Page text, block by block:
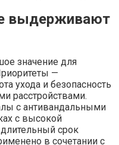
выдерживают
значение для
—
ухода и безопасность
расстройствами.
с антивандальными
с высокой
срок
в сочетании с